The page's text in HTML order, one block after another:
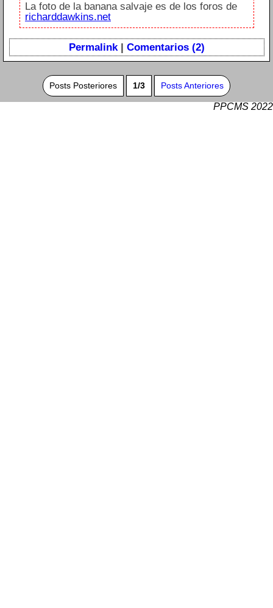
La foto de la banana salvaje es de los foros de
richarddawkins.net
Permalink| Comentarios (2)
Posts Posteriores 1/3 Posts Anteriores
PPCMS 2022